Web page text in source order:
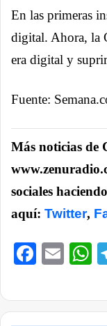
En las primeras
digital. Ahora, la
era digital y
Fuente:
Más noticias de
sociales
aquí: Twitter,